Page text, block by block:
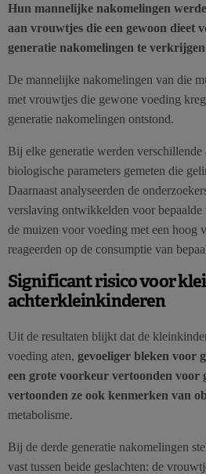
Hun mannelijke nakomelingen
aan vrouwtjes die een gewoon dieet
generatie nakomelingen te verkrijgen
De mannelijke nakomelingen van die
met vrouwtjes die gewone voeding
generatie nakomelingen ontstond.
Bij elke generatie werden verschillende
biologische parameters gemeten die
Daarnaast analyseerden de
verslaving ontwikkelden voor bepaalde
de muizen voor voeding met een hoog
reageerden op de consumptie van
Significant risico voor
achterkleinkinderen
Uit de resultaten blijkt dat de
voeding aten, gevoeliger bleken voor
een grote voorkeur vertoonden voor
vertoonden ze ook kenmerken van
metabolisme.
Bij de derde generatie nakomelingen
vast tussen beide geslachten: de